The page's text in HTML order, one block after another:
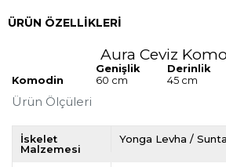
ÜRÜN ÖZELLIKLERI
Aura Ceviz
Ürün Ölçüleri
Genişlik Derinlik
Komodin
60 cm 45 cm
İskelet
Malzemesi
Yonga Levha /